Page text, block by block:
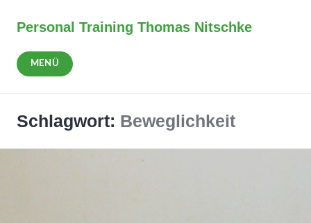
InhaltPersonal Training Thomas Nitschke
MENÜ
Schlagwort: Beweglichkeit